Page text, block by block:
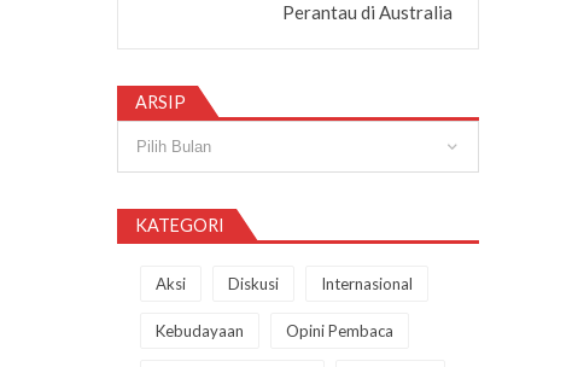
Perantau di Australia
ARSIP
KATEGORI
Aksi Diskusi Internasional
Kebudayaan Opini Pembaca